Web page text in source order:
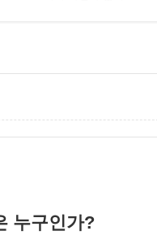
누구인가?